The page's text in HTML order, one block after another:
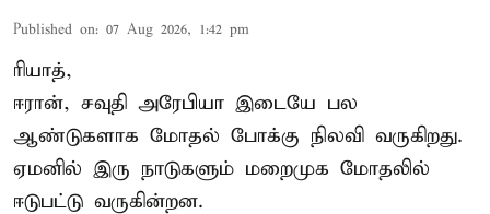
Published on: 07 Aug 2026, 1:42 pm
ரியாத்,
ஈரான், சவுதி அரேபியா இடையே பல
ஆண்டுகளாக மோதல் போக்கு நிலவி வருகிறது.
ஏமனில் இரு நாடுகளும் மறைமுக மோதலில்
ஈடுபட்டு வருகின்றன.